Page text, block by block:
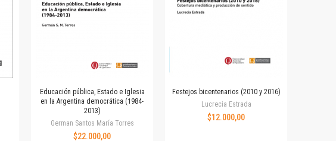
Educación pública, Estado e Iglesia
en la Argentina democrática (1984-
2013)
German Santos María Torres
$22.000,00
Festejos bicentenarios (2010 y 2016)
Lucrecia Estrada
$12.000,00